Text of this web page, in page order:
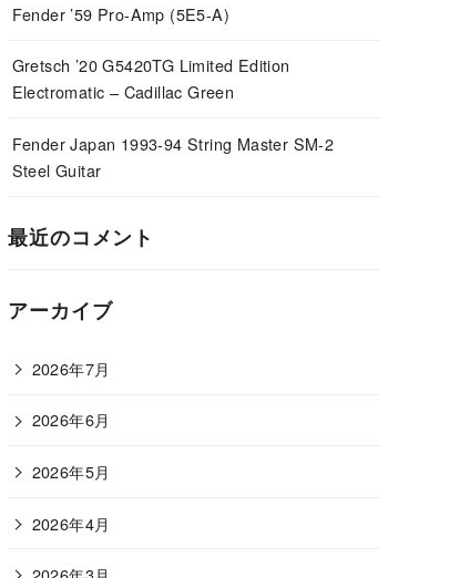
Fender ’59 Pro-Amp (5E5-A)
Gretsch ’20 G5420TG Limited Edition
Electromatic – Cadillac Green
Fender Japan 1993-94 String Master SM-2
Steel Guitar
最近のコメント
アーカイブ
2026年7月
2026年6月
2026年5月
2026年4月